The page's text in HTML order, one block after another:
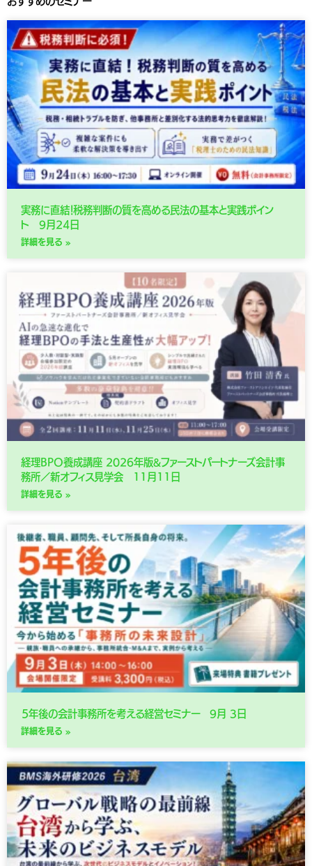
実務に直結！税務判断の質を高める民法の基本と実践ポイン
ト 9月24日
詳細を見る »
経理BPO養成講座 2026年版&ファーストパートナーズ会計事
務所／新オフィス見学会 11月11日
詳細を見る »
５年後の会計事務所を考える経営セミナー 9月 3日
詳細を見る »